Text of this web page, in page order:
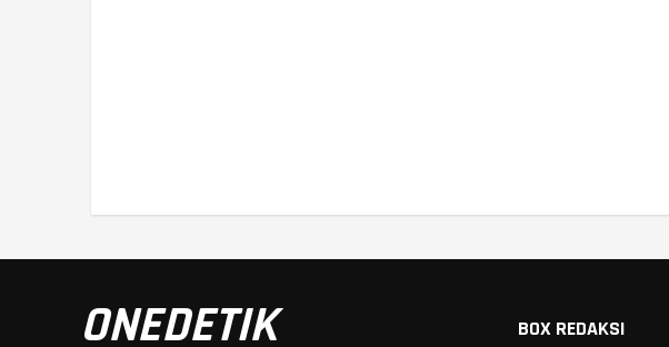
ONEDETIK BOX REDAKSI